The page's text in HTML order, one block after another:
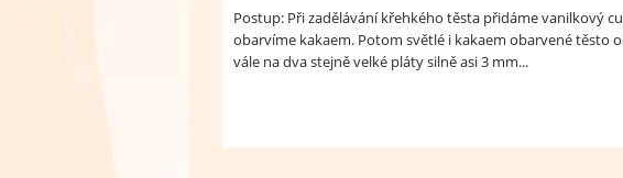
Postup: Při zadělávání křehkého těsta přidáme vanilkový
obarvíme kakaem. Potom světlé i kakaem obarvené těsto
vále na dva stejně velké pláty silně asi 3 mm...